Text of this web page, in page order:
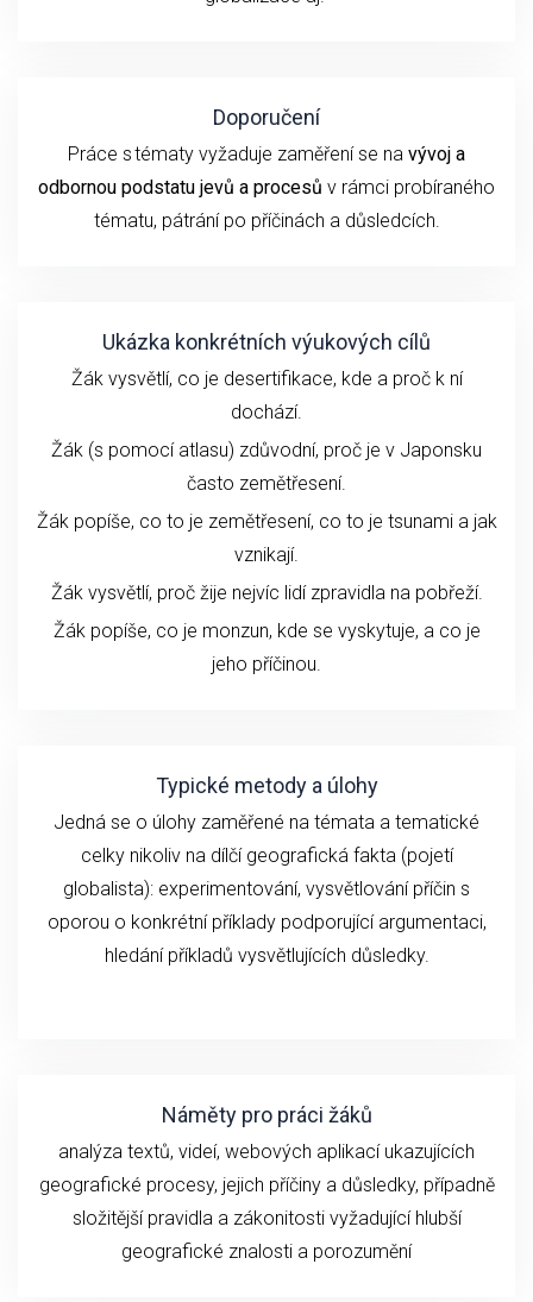
Doporučení
Práce s tématy vyžaduje zaměření se na vývoj a
odbornou podstatu jevů a procesů v rámci probíraného
tématu, pátrání po příčinách a důsledcích.
Ukázka konkrétních výukových cílů
Žák vysvětlí, co je desertifikace, kde a proč k ní
dochází.
Žák (s pomocí atlasu) zdůvodní, proč je v Japonsku
často zemětřesení.
Žák popíše, co to je zemětřesení, co to je tsunami a jak
vznikají.
Žák vysvětlí, proč žije nejvíc lidí zpravidla na pobřeží.
Žák popíše, co je monzun, kde se vyskytuje, a co je
jeho příčinou.
Typické metody a úlohy
Jedná se o úlohy zaměřené na témata a tematické
celky nikolivna dílčí geografická fakta (pojetí
globalista): experimentování, vysvětlování příčin s
oporou o konkrétní příklady podporující argumentaci,
hledání příkladů vysvětlujících důsledky.
Náměty pro práci žáků
analýza textů, videí, webových aplikací ukazujících
geografické procesy, jejich příčiny a důsledky, případně
složitější pravidla a zákonitosti vyžadující hlubší
geografické znalosti a porozumění